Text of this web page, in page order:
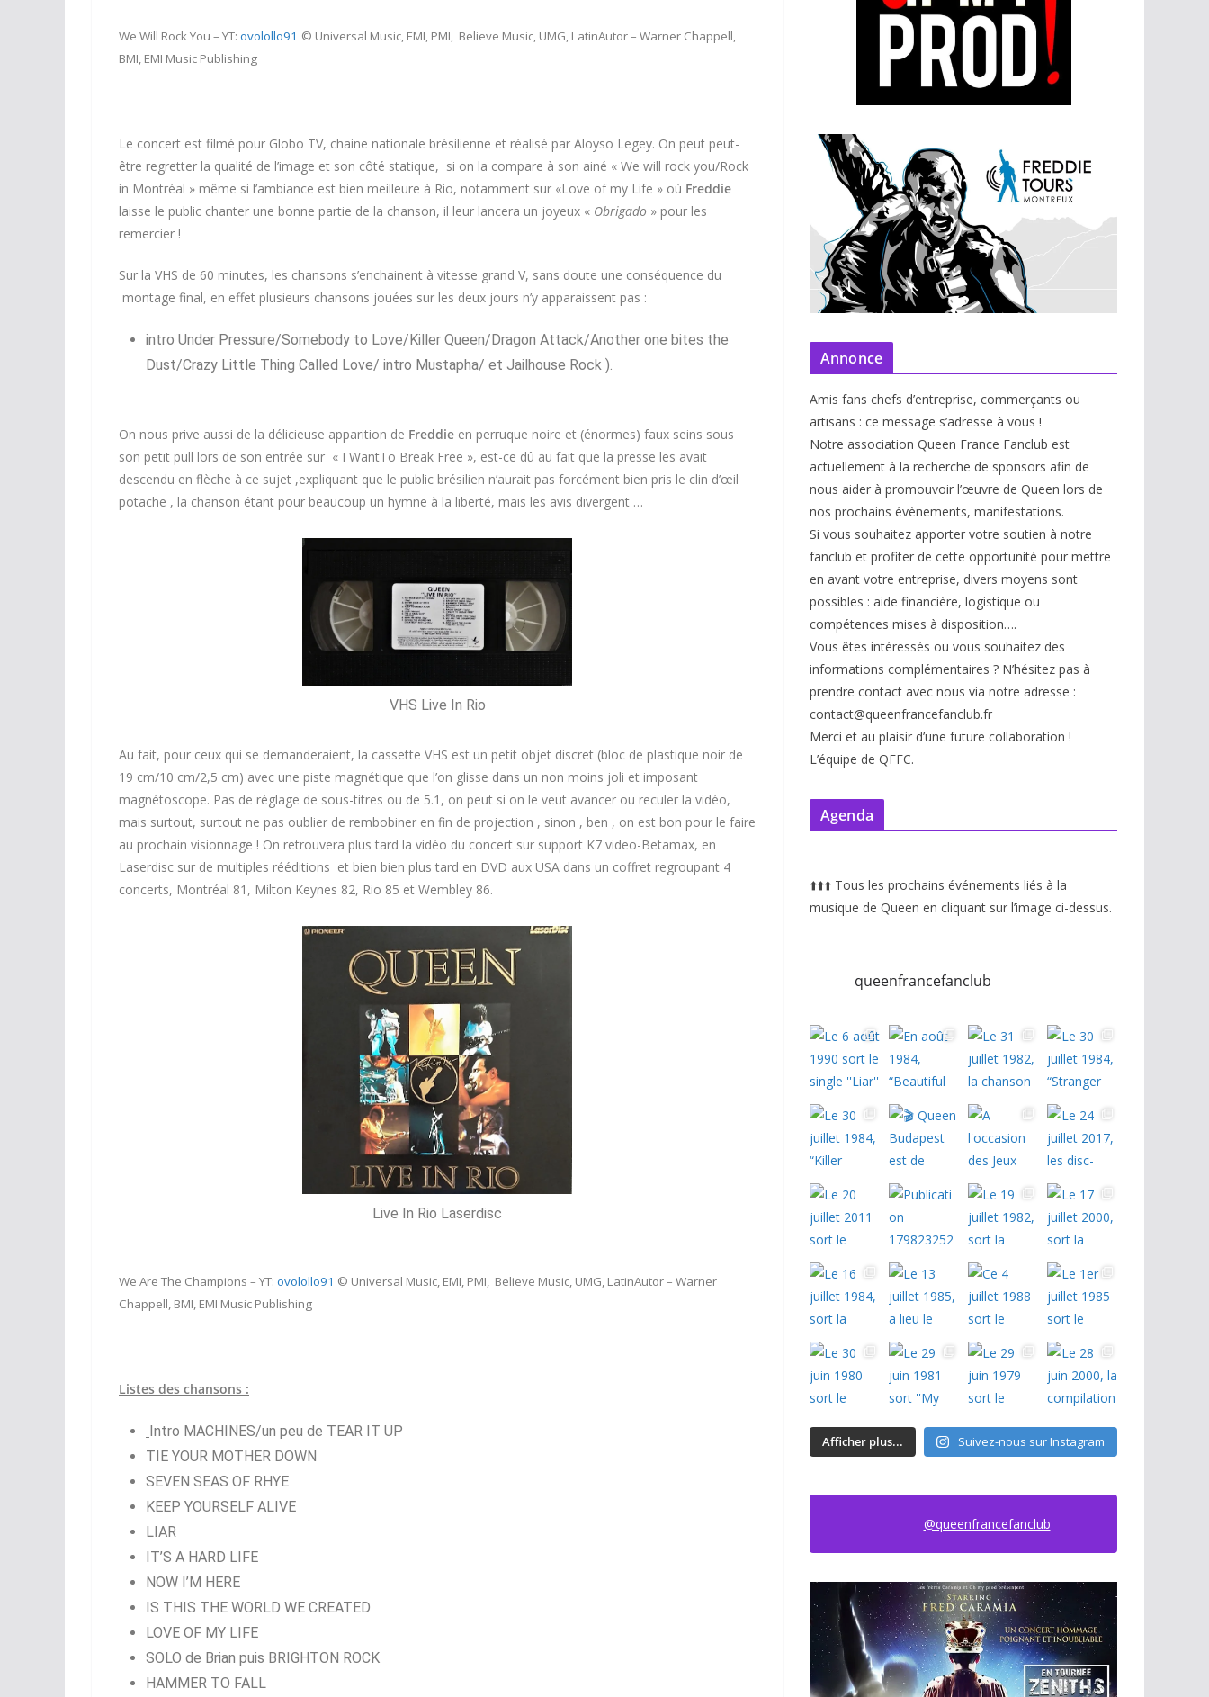
We Will Rock You – YT: ovolollo91 © Universal Music, EMI, PMI, Believe Music, UMG, LatinAutor – Warner Chappell,
BMI, EMI Music Publishing
Le concert est filmé pour Globo TV, chaine nationale brésilienne et réalisé par Aloyso Legey. On peut peut-
être regretter la qualité de l’image et son côté statique, si on la compare à son ainé « We will rock you/Rock
in Montréal » même si l’ambiance est bien meilleure à Rio, notamment sur «Love of my Life » où Freddie
laisse le public chanter une bonne partie de la chanson, il leur lancera un joyeux « Obrigado » pour les
remercier !
Sur la VHS de 60 minutes, les chansons s’enchainent à vitesse grand V, sans doute une conséquence du
montage final, en effet plusieurs chansons jouées sur les deux jours n’y apparaissent pas :
intro Under Pressure/Somebody to Love/Killer Queen/Dragon Attack/Another one bites the
Dust/Crazy Little Thing Called Love/ intro Mustapha/ et Jailhouse Rock ).
On nous prive aussi de la délicieuse apparition de Freddie en perruque noire et (énormes) faux seins sous
son petit pull lors de son entrée sur « I WantTo Break Free », est-ce dû au fait que la presse les avait
descendu en flèche à ce sujet ,expliquant que le public brésilien n’aurait pas forcément bien pris le clin d’œil
potache , la chanson étant pour beaucoup un hymne à la liberté, mais les avis divergent …
VHS Live In Rio
Au fait, pour ceux qui se demanderaient, la cassette VHS est un petit objet discret (bloc de plastique noir de
19 cm/10 cm/2,5 cm) avec une piste magnétique que l’on glisse dans un non moins joli et imposant
magnétoscope. Pas de réglage de sous-titres ou de 5.1, on peut si on le veut avancer ou reculer la vidéo,
mais surtout, surtout ne pas oublier de rembobiner en fin de projection , sinon , ben , on est bon pour le faire
au prochain visionnage ! On retrouvera plus tard la vidéo du concert sur support K7 video-Betamax, en
Laserdisc sur de multiples rééditions et bien bien plus tard en DVD aux USA dans un coffret regroupant 4
concerts, Montréal 81 , Milton Keynes 82, Rio 85 et Wembley 86.
Live In Rio Laserdisc
We Are The Champions – YT: ovolollo91 © Universal Music, EMI, PMI, Believe Music, UMG, LatinAutor – Warner
Chappell, BMI, EMI Music Publishing
Listes des chansons :
Intro MACHINES/un peu de TEAR IT UP
TIE YOUR MOTHER DOWN
SEVEN SEAS OF RHYE
KEEP YOURSELF ALIVE
LIAR
IT’S A HARD LIFE
NOW I’M HERE
IS THIS THE WORLD WE CREATED
LOVE OF MY LIFE
SOLO de Brian puis BRIGHTON ROCK
HAMMER TO FALL
Annonce
Amis fans chefs d’entreprise, commerçants ou
artisans : ce message s’adresse à vous !
Notre association Queen France Fanclub est
actuellement à la recherche de sponsors afin de
nous aider à promouvoir l’œuvre de Queen lors de
nos prochains évènements, manifestations.
Si vous souhaitez apporter votre soutien à notre
fanclub et profiter de cette opportunité pour mettre
en avant votre entreprise, divers moyens sont
possibles : aide financière, logistique ou
compétences mises à disposition….
Vous êtes intéressés ou vous souhaitez des
informations complémentaires ? N’hésitez pas à
prendre contact avec nous via notre adresse :
contact@queenfrancefanclub.fr
Merci et au plaisir d’une future collaboration !
L’équipe de QFFC.
Agenda
⬆️⬆️⬆️ Tous les prochains événements liés à la
musique de Queen en cliquant sur l’image ci-dessus.
queenfrancefanclub
Afficher plus... Suivez-nous sur Instagram
@queenfrancefanclub